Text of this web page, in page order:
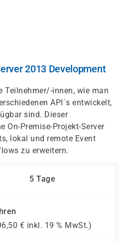
2013 Development
Teilnehmer/-innen, wie man
API´s entwickelt,
sind. Dieser
On-Premise-Projekt-Server
lokal und remote Event
zu erweitern.
5 Tage
€ inkl. 19 % MwSt.)